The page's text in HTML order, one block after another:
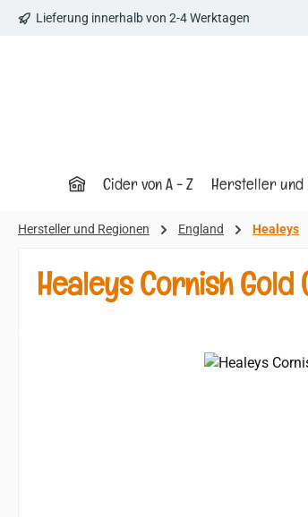
Hauptinhalt springen
Zur Suche springen
Zur Hauptnavigation springen
Lieferung innerhalb von 2-4 Werktagen
Cider von A - Z Hersteller und
Hersteller und Regionen England Healeys
Healeys Cornish